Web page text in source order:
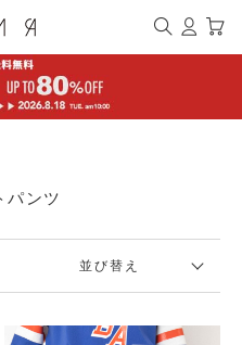
パンツ
並び替え